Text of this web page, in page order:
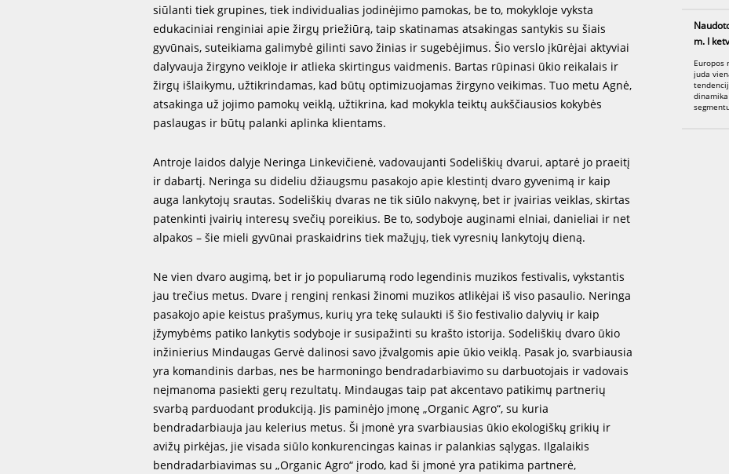
siūlanti tiek grupines, tiek individualias jodinėjimo pamokas, be to, mokykloje vyksta
edukaciniai renginiai apie žirgų priežiūrą, taip skatinamas atsakingas santykis su šiais
gyvūnais, suteikiama galimybė gilinti savo žinias ir sugebėjimus. Šio verslo įkūrėjai aktyviai
dalyvauja žirgyno veikloje ir atlieka skirtingus vaidmenis. Bartas rūpinasi ūkio reikalais ir
žirgų išlaikymu, užtikrindamas, kad būtų optimizuojamas žirgyno veikimas. Tuo metu Agnė,
atsakinga už jojimo pamokų veiklą, užtikrina, kad mokykla teiktų aukščiausios kokybės
paslaugas ir būtų palanki aplinka klientams.
Antroje laidos dalyje Neringa Linkevičienė, vadovaujanti Sodeliškių dvarui, aptarė jo praeitį
ir dabartį. Neringa su dideliu džiaugsmu pasakojo apie klestintį dvaro gyvenimą ir kaip
auga lankytojų srautas. Sodeliškių dvaras ne tik siūlo nakvynę, bet ir įvairias veiklas, skirtas
patenkinti įvairių interesų svečių poreikius. Be to, sodyboje auginami elniai, danieliai ir net
alpakos – šie mieli gyvūnai praskaidrins tiek mažųjų, tiek vyresnių lankytojų dieną.
Ne vien dvaro augimą, bet ir jo populiarumą rodo legendinis muzikos festivalis, vykstantis
jau trečius metus. Dvare į renginį renkasi žinomi muzikos atlikėjai iš viso pasaulio. Neringa
pasakojo apie keistus prašymus, kurių yra tekę sulaukti iš šio festivalio dalyvių ir kaip
įžymybėms patiko lankytis sodyboje ir susipažinti su krašto istorija. Sodeliškių dvaro ūkio
inžinierius Mindaugas Gervė dalinosi savo įžvalgomis apie ūkio veiklą. Pasak jo, svarbiausia
yra komandinis darbas, nes be harmoningo bendradarbiavimo su darbuotojais ir vadovais
neįmanoma pasiekti gerų rezultatų. Mindaugas taip pat akcentavo patikimų partnerių
svarbą parduodant produkciją. Jis paminėjo įmonę „Organic Agro“, su kuria
bendradarbiauja jau kelerius metus. Ši įmonė yra svarbiausias ūkio ekologiškų grikių ir
avižų pirkėjas, jie visada siūlo konkurencingas kainas ir palankias sąlygas. Ilgalaikis
bendradarbiavimas su „Organic Agro“ įrodo, kad ši įmonė yra patikima partnerė,
m. I
Europos
juda